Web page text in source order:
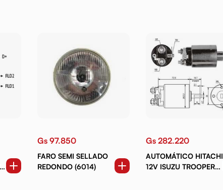
Gs 97.850
FARO SEMI SELLADO
REDONDO (6014)
Gs 282.220
AUTOMÁTICO HITACHI
12V ISUZU TROOPER